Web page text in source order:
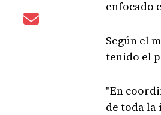
enfocado
Según el
tenido el
"En
de toda la